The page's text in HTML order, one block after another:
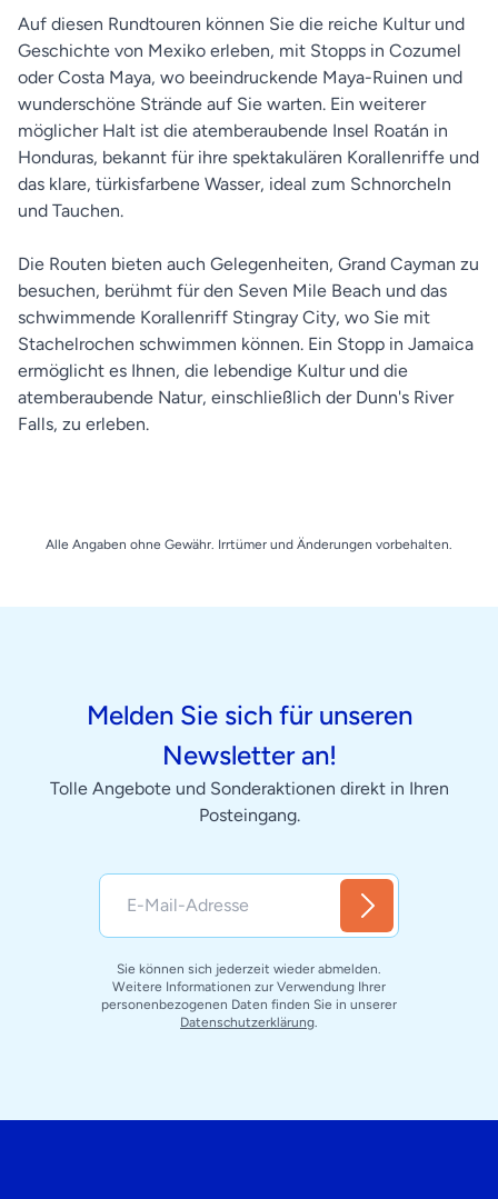
Auf diesen Rundtouren können Sie die reiche Kultur und
Geschichte von Mexiko erleben, mit Stopps in Cozumel
oder Costa Maya, wo beeindruckende Maya-Ruinen und
wunderschöne Strände auf Sie warten. Ein weiterer
möglicher Halt ist die atemberaubende Insel Roatán in
Honduras, bekannt für ihre spektakulären Korallenriffe und
das klare, türkisfarbene Wasser, ideal zum Schnorcheln
und Tauchen.
Die Routen bieten auch Gelegenheiten, Grand Cayman zu
besuchen, berühmt für den Seven Mile Beach und das
schwimmende Korallenriff Stingray City, wo Sie mit
Stachelrochen schwimmen können. Ein Stopp in Jamaica
ermöglicht es Ihnen, die lebendige Kultur und die
atemberaubende Natur, einschließlich der Dunn's River
Falls, zu erleben.
Alle Angaben ohne Gewähr. Irrtümer und Änderungen vorbehalten.
Melden Sie sich für unseren
Newsletter an!
Tolle Angebote und Sonderaktionen direkt in Ihren
Posteingang.
Sie können sich jederzeit wieder abmelden.
Weitere Informationen zur Verwendung Ihrer
personenbezogenen Daten finden Sie in unserer
Datenschutzerklärung